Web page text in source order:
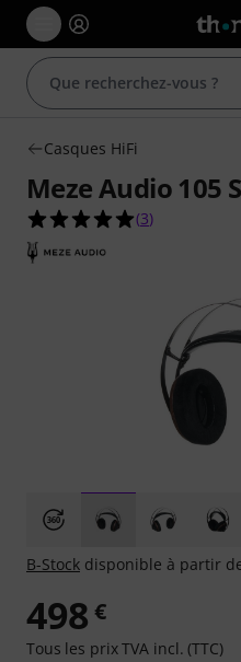
Casques HiFi
Meze Audio 105
5.0 étoiles
(3)
B-Stock disponible à partir
498 €
Tous les prix TVA incl. (TTC)